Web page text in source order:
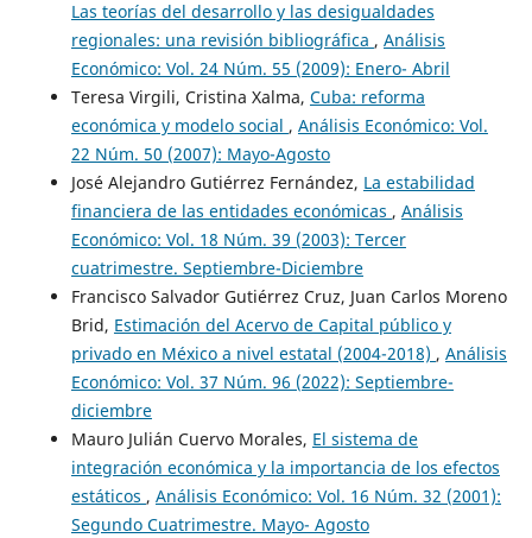
Las teorías del desarrollo y las desigualdades
regionales: una revisión bibliográfica , Análisis
Económico: Vol. 24 Núm. 55 (2009): Enero- Abril
Teresa Virgili, Cristina Xalma, Cuba: reforma
económica y modelo social , Análisis Económico: Vol.
22 Núm. 50 (2007): Mayo-Agosto
José Alejandro Gutiérrez Fernández, La estabilidad
financiera de las entidades económicas , Análisis
Económico: Vol. 18 Núm. 39 (2003): Tercer
cuatrimestre. Septiembre-Diciembre
Francisco Salvador Gutiérrez Cruz, Juan Carlos Moreno
Brid, Estimación del Acervo de Capital público y
privado en México a nivel estatal (2004-2018) , Análisis
Económico: Vol. 37 Núm. 96 (2022): Septiembre-
diciembre
Mauro Julián Cuervo Morales, El sistema de
integración económica y la importancia de los efectos
estáticos , Análisis Económico: Vol. 16 Núm. 32 (2001):
Segundo Cuatrimestre. Mayo- Agosto